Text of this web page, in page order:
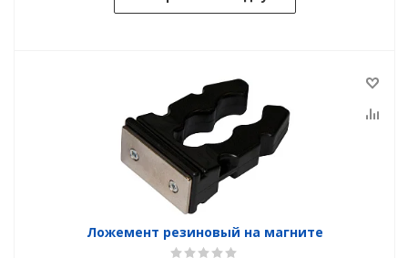
Ложемент резиновый на магните